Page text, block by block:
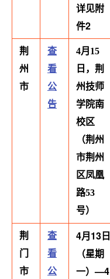
详见附
件2
荆
州
市
查
看
公
告
4月15
日，荆
州技师
学院南
校区
（荆州
市荆州
区凤凰
路53
号）
荆
门
市
查
看
公
4月13日
（星期
一）—4